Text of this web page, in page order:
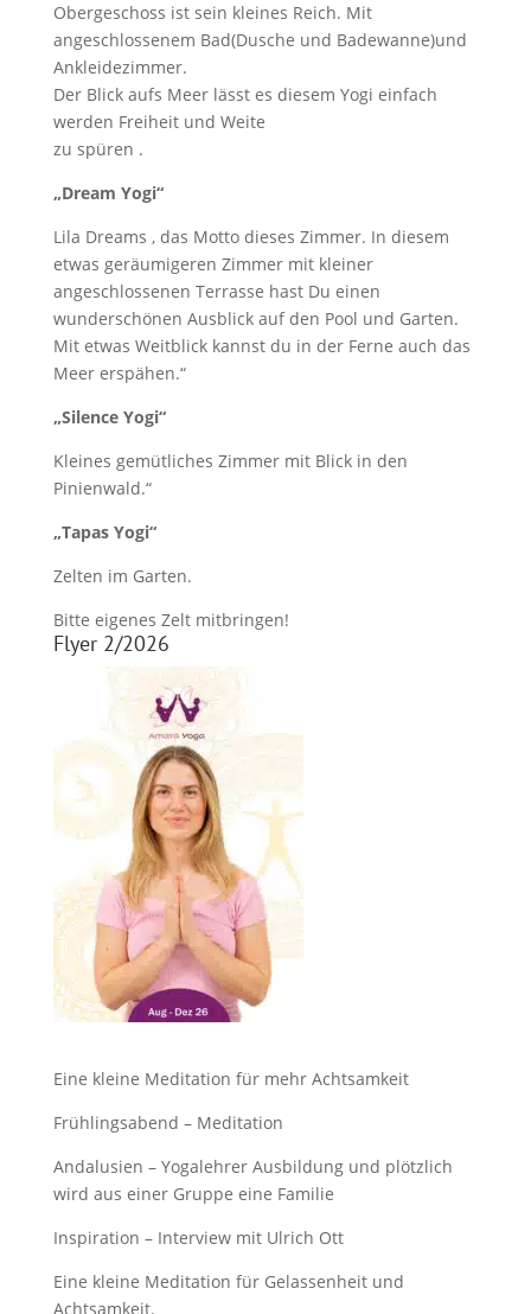
Obergeschoss ist sein kleines Reich. Mit
angeschlossenem Bad(Dusche und Badewanne)und
Ankleidezimmer.
Der Blick aufs Meer lässt es diesem Yogi einfach
werden Freiheit und Weite
zu spüren .
„Dream Yogi“
Lila Dreams , das Motto dieses Zimmer. In diesem
etwas geräumigeren Zimmer mit kleiner
angeschlossenen Terrasse hast Du einen
wunderschönen Ausblick auf den Pool und Garten.
Mit etwas Weitblick kannst du in der Ferne auch das
Meer erspähen.“
„Silence Yogi“
Kleines gemütliches Zimmer mit Blick in den
Pinienwald.“
„Tapas Yogi“
Zelten im Garten.
Bitte eigenes Zelt mitbringen!
Flyer 2/2026
Eine kleine Meditation für mehr Achtsamkeit
Frühlingsabend – Meditation
Andalusien – Yogalehrer Ausbildung und plötzlich
wird aus einer Gruppe eine Familie
Inspiration – Interview mit Ulrich Ott
Eine kleine Meditation für Gelassenheit und
Achtsamkeit.